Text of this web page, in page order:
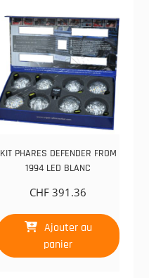
KIT PHARES DEFENDER FROM
1994 LED BLANC
CHF 391.36
Ajouter au
panier